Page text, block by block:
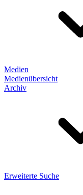
Medien
Medienübersicht
Archiv
Erweiterte Suche